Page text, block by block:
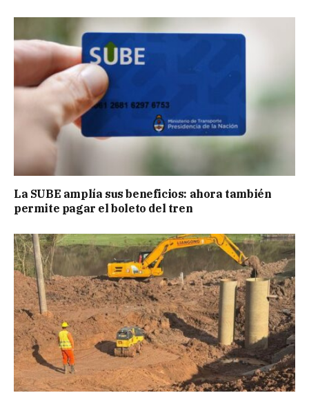
La SUBE amplía sus beneficios: ahora también
permite pagar el boleto del tren